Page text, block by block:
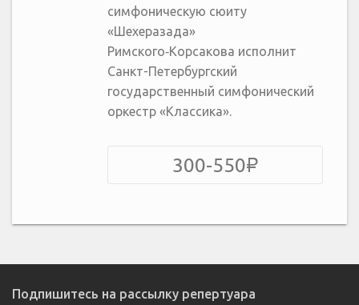
симфоническую сюиту
«Шехеразада»
Римского‑Корсакова исполнит
Санкт-Петербургский
государственный симфонический
оркестр «Классика».
300-550
Подпишитесь на рассылку репертуара